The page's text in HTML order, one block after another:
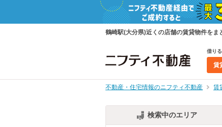
鶴崎駅(大分県)近くの店舗の賃貸物件をま
借りる
賃
不動産・住宅情報のニフティ不動産 賃
検索中のエリア